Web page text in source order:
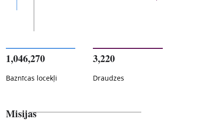
1,046,270
Baznīcas locekļi
3,220
Draudzes
Misijas